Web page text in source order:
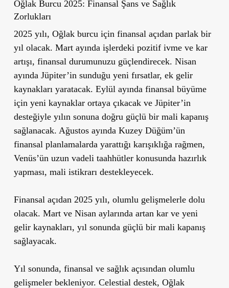
Oğlak Burcu 2025: Finansal Şans ve Sağlık
Zorlukları
2025 yılı, Oğlak burcu için finansal açıdan parlak bir
yıl olacak. Mart ayında işlerdeki pozitif ivme ve kar
artışı, finansal durumunuzu güçlendirecek. Nisan
ayında Jüpiter’in sunduğu yeni fırsatlar, ek gelir
kaynakları yaratacak. Eylül ayında finansal büyüme
için yeni kaynaklar ortaya çıkacak ve Jüpiter’in
desteğiyle yılın sonuna doğru güçlü bir mali kapanış
sağlanacak. Ağustos ayında Kuzey Düğüm’ün
finansal planlamalarda yarattığı karışıklığa rağmen,
Venüs’ün uzun vadeli taahhütler konusunda hazırlık
yapması, mali istikrarı destekleyecek.
Finansal açıdan 2025 yılı, olumlu gelişmelerle dolu
olacak. Mart ve Nisan aylarında artan kar ve yeni
gelir kaynakları, yıl sonunda güçlü bir mali kapanış
sağlayacak.
Yıl sonunda, finansal ve sağlık açısından olumlu
gelişmeler bekleniyor. Celestial destek, Oğlak